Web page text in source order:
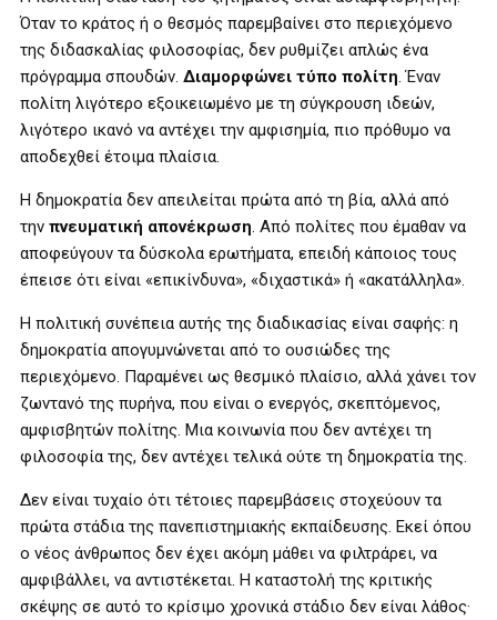
Όταν το κράτος ή ο θεσμός παρεμβαίνει στο περιεχόμενο
της διδασκαλίας φιλοσοφίας, δεν ρυθμίζει απλώς ένα
πρόγραμμα σπουδών. Διαμορφώνει τύπο πολίτη. Έναν
πολίτη λιγότερο εξοικειωμένο με τη σύγκρουση ιδεών,
λιγότερο ικανό να αντέχει την αμφισημία, πιο πρόθυμο να
αποδεχθεί έτοιμα πλαίσια.
Η δημοκρατία δεν απειλείται πρώτα από τη βία, αλλά από
την πνευματική απονέκρωση. Από πολίτες που έμαθαν να
αποφεύγουν τα δύσκολα ερωτήματα, επειδή κάποιος τους
έπεισε ότι είναι «επικίνδυνα», «διχαστικά» ή «ακατάλληλα».
Η πολιτική συνέπεια αυτής της διαδικασίας είναι σαφής: η
δημοκρατία απογυμνώνεται από το ουσιώδες της
περιεχόμενο. Παραμένει ως θεσμικό πλαίσιο, αλλά χάνει τον
ζωντανό της πυρήνα, που είναι ο ενεργός, σκεπτόμενος,
αμφισβητών πολίτης. Μια κοινωνία που δεν αντέχει τη
φιλοσοφία της, δεν αντέχει τελικά ούτε τη δημοκρατία της.
Δεν είναι τυχαίο ότι τέτοιες παρεμβάσεις στοχεύουν τα
πρώτα στάδια της πανεπιστημιακής εκπαίδευσης. Εκεί όπου
ο νέος άνθρωπος δεν έχει ακόμη μάθει να φιλτράρει, να
αμφιβάλλει, να αντιστέκεται. Η καταστολή της κριτικής
σκέψης σε αυτό το κρίσιμο χρονικά στάδιο δεν είναι λάθος·